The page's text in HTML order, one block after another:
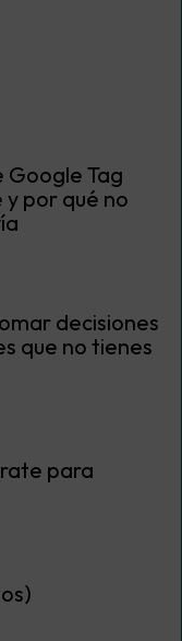
Google Tag
por qué no
decisiones
que no tienes
para